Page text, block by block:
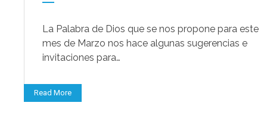
La Palabra de Dios que se nos propone para este
mes de Marzo nos hace algunas sugerencias e
invitaciones para…
Read More